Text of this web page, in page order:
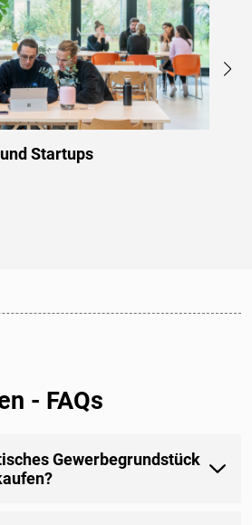
Startups
- FAQs
Gewerbegrundstück